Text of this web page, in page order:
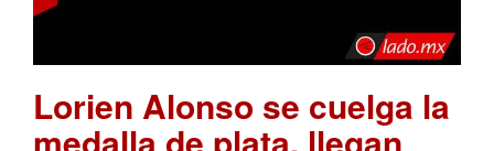
Lorien Alonso se cuelga la